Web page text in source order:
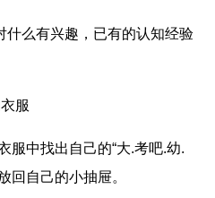
么有兴趣，已有的认知经验
服
中找出自己的“大.考吧.幼.
回自己的小抽屉。